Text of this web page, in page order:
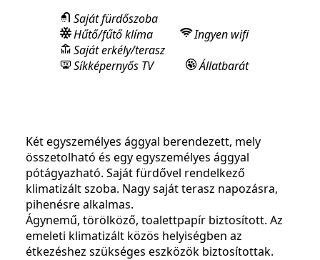
Saját fürdőszoba
Hűtő/fűtő klíma
Ingyen wifi
Saját erkély/terasz
Síkképernyős TV
Állatbarát
Két egyszemélyes ággyal berendezett, mely
összetolható és egy egyszemélyes ággyal
pótágyazható. Saját fürdővel rendelkező
klimatizált szoba. Nagy saját terasz napozásra,
pihenésre alkalmas.
Ágynemű, törölköző, toalettpapír biztosított. Az
emeleti klimatizált közös helyiségben az
étkezéshez szükséges eszközök biztosítottak.